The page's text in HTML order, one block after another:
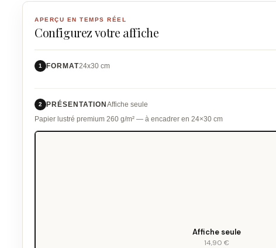
APERÇU EN TEMPS RÉEL
Configurez votre affiche
1 FORMAT24x30 cm
2 PRÉSENTATIONAffiche seule
Papier lustré premium 260 g/m² — à encadrer en 24×30 cm
Affiche seule
14,90 €